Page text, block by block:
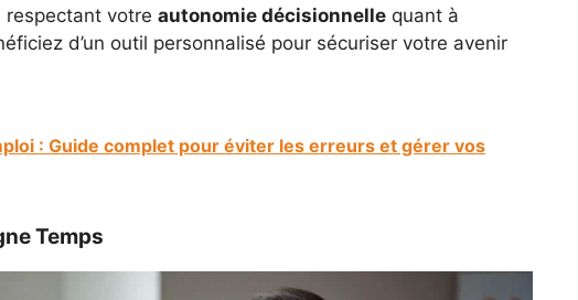
votre autonomie décisionnelle quant à
d’un outil personnalisé pour sécuriser votre avenir
: Guide complet pour éviter les erreurs et gérer vos
Temps